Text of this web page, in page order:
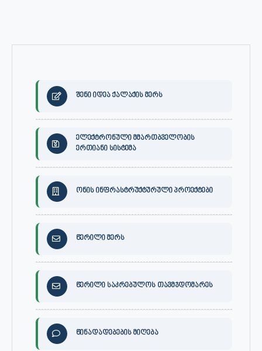
შენი იდეა ქალაქის მერს
ელექტრონული მმართბველობის
ერთიანი სისტემა
ონის ინფრასტრუქტურული პროექტები
წერილი მერს
წერილი საკრებულოს თავმჯდომარეს
წინადადებების მიღება